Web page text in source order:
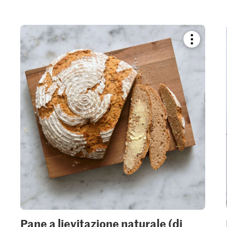
Bookmark
recipe
collections.
Pane a lievitazione naturale (di